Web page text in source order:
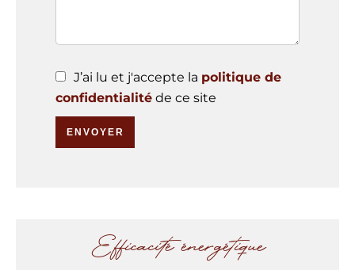
J’ai lu et j'accepte la politique de
confidentialité de ce site
ENVOYER
Efficacité énergétique